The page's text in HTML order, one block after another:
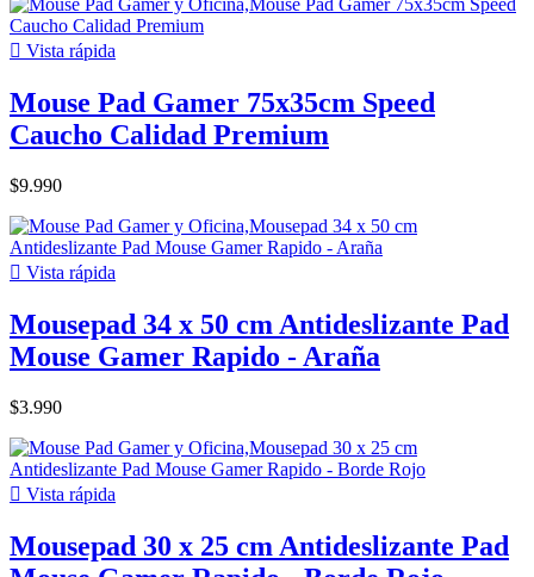
 Vista rápida
Mouse Pad Gamer 75x35cm Speed
Caucho Calidad Premium
$9.990
 Vista rápida
Mousepad 34 x 50 cm Antideslizante Pad
Mouse Gamer Rapido - Araña
$3.990
 Vista rápida
Mousepad 30 x 25 cm Antideslizante Pad